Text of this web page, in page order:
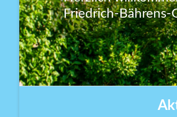
Friedrich-Bährens-